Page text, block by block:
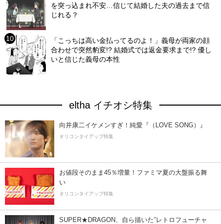
を突っ込まれ不安…信じて結婚した夫の過去まで信
じれる？
「こっちは高い金払ってるのよ！」義母が両家の顔
合わせで突然豹変!? 結婚式では返金要求まで!? 優し
いと信じた義母の本性
eltha イチオシ特集
向井康二イケメンすぎ！純愛『（LOVE SONG）』
オリコンタイアップ特集
お値段そのまま45％増量！ファミマ夏の大盤振る舞
い
オリコンタイアップ特集
SUPER★DRAGON、自ら描いた”レトロフューチャ